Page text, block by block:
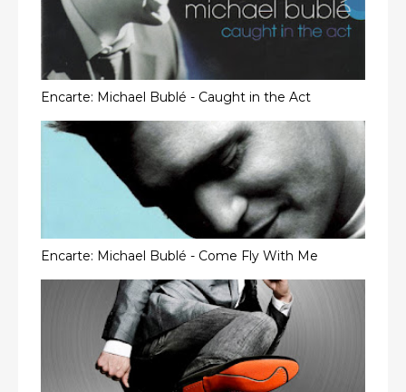
Encarte: Michael Bublé - Caught in the Act
Encarte: Michael Bublé - Come Fly With Me